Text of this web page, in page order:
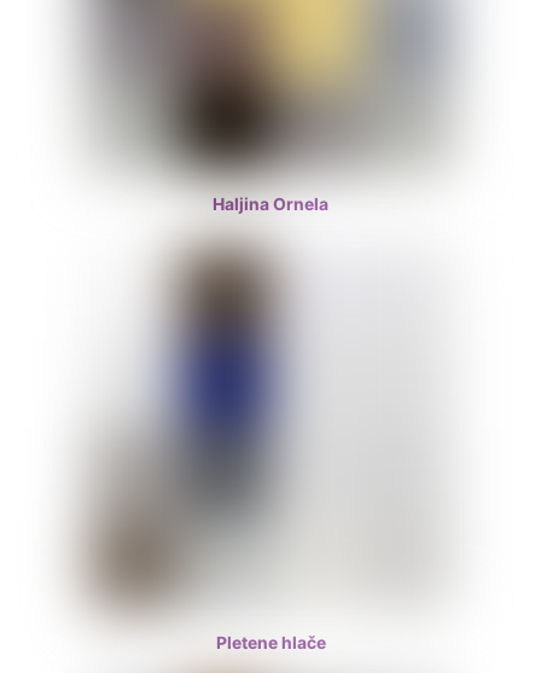
Haljina Ornela
Pletene hlače